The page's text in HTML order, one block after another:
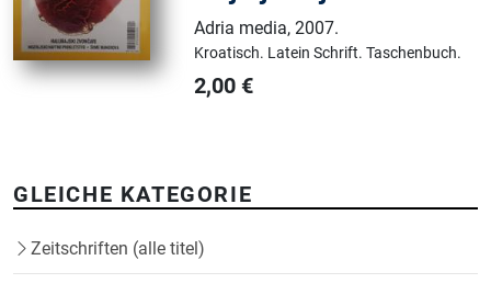
Adria media,2007.
Kroatisch. Latein Schrift.Taschenbuch.
2,00 €
GLEICHE KATEGORIE
Zeitschriften (alle titel)